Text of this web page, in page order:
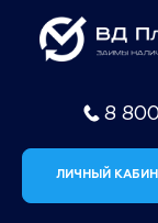
8
ЛИЧНЫЙ